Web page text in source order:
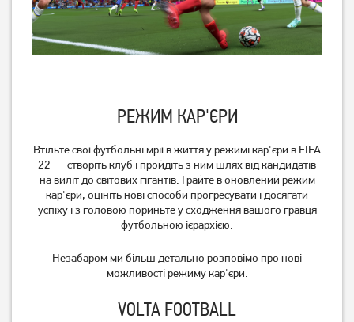
РЕЖИМ КАР'ЄРИ
Втільте свої футбольні мрії в життя у режимі кар'єри в FIFA
22 — створіть клуб і пройдіть з ним шлях від кандидатів
на виліт до світових гігантів. Грайте в оновлений режим
кар'єри, оцініть нові способи прогресувати і досягати
успіху і з головою пориньте у сходження вашого гравця
футбольною ієрархією.
Незабаром ми більш детально розповімо про нові
можливості режиму кар'єри.
VOLTA FOOTBALL